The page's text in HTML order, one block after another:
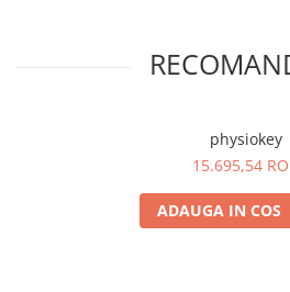
physiokey
15.695,54
ADAUGA IN COS